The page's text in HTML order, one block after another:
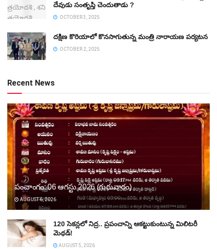
దేవుడు సంతృప్తి చెందుతాడు ?
OCTOBER 3, 2025
దక్షిణ కొరియాలో కొనసాగుతున్న మంత్రి నారాయణ పర్యటన
OCTOBER 2, 2025
Recent News
పంచాంగం: 06 ఆగస్టు 2026 (గురువారం)
AUGUST 6, 2026
120 సెకన్లలో నిద్ర.. ప్రపంచాన్ని ఆకట్టుకుంటున్న మిలిటరీ
మెథడ్!
AUGUST 5, 2026